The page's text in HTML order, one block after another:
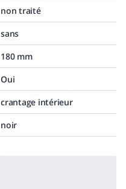
non traité
sans
180 mm
Oui
crantage intérieur
noir